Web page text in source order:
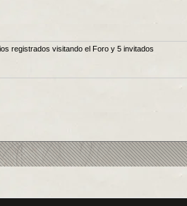
registrados visitando el Foro y 5 invitados